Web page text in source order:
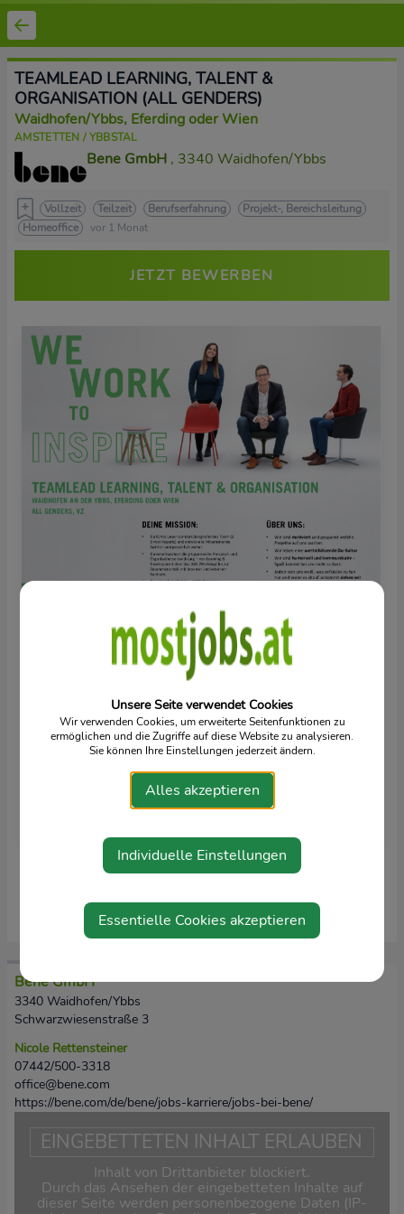
TEAMLEAD LEARNING, TALENT &
ORGANISATION (ALL GENDERS)
Waidhofen/Ybbs, Eferding oder Wien
AMSTETTEN / YBBSTAL
Bene GmbH , 3340 Waidhofen/Ybbs
Vollzeit Teilzeit Berufserfahrung
Projekt-, Bereichsleitung
Homeoffice
vor 1 Monat
JETZT BEWERBEN
Bene GmbH
3340 Waidhofen/Ybbs
Schwarzwiesenstraße 3
Nicole Rettensteiner
07442/500-3318
office@bene.com
https://bene.com/de/bene/jobs-karriere/jobs-bei-bene/
EINGEBETTETEN INHALT ERLAUBEN
Inhalt von Drittanbieter blockiert.
Durch das Ansehen der eingebetteten Inhalte auf
dieser Seite werden personenbezogene Daten (IP-
Unsere Seite verwendet Cookies
Wir verwenden Cookies, um erweiterte Seitenfunktionen zu
ermöglichen und die Zugriffe auf diese Website zu analysieren.
Sie können Ihre Einstellungen jederzeit ändern.
Alles akzeptieren
Individuelle Einstellungen
Essentielle Cookies akzeptieren